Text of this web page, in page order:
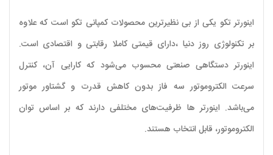
اینورتر تکو یکی از بی نظیرترین محصولات کمپانی تکو است که علاوه
بر تکنولوژی روز دنیا ،دارای قیمتی کاملا رقابتی و اقتصادی است.
اینورتر دستگاهی صنعتی محسوب می‌شود که کارایی آن، کنترل
سرعت الکتروموتور سه فاز بدون کاهش قدرت و گشتاور موتور
می‌باشد. اینورتر ها ظرفیت‌های مختلفی دارند که بر اساس توان
الکتروموتور، قابل انتخاب هستند.